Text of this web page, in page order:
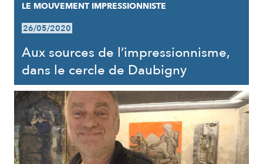
LE MOUVEMENT IMPRESSIONNISTE
26/05/2020
Aux sources de l’impressionnisme,
dans le cercle de Daubigny